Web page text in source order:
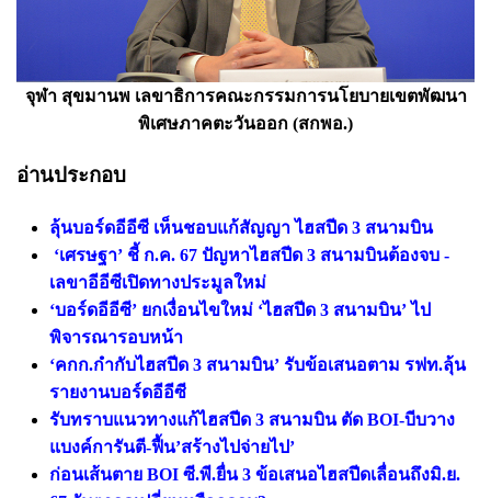
จุฬา สุขมานพ เลขาธิการคณะกรรมการนโยบายเขตพัฒนา
พิเศษภาคตะวันออก (สกพอ.)
อ่านประกอบ
ลุ้นบอร์ดอีอีซี เห็นชอบแก้สัญญา ไฮสปีด 3 สนามบิน
‘เศรษฐา’ ชี้ ก.ค. 67 ปัญหาไฮสปีด 3 สนามบินต้องจบ -
เลขาอีอีซีเปิดทางประมูลใหม่
‘บอร์ดอีอีซี’ ยกเงื่อนไขใหม่ ‘ไฮสปีด 3 สนามบิน’ ไป
พิจารณารอบหน้า
‘คกก.กำกับไฮสปีด 3 สนามบิน’ รับข้อเสนอตาม รฟท.ลุ้น
รายงานบอร์ดอีอีซี
รับทราบแนวทางแก้ไฮสปีด 3 สนามบิน ตัด BOI-บีบวาง
แบงค์การันตี-ฟื้น’สร้างไปจ่ายไป’
ก่อนเส้นตาย BOI ซี.พี.ยื่น 3 ข้อเสนอไฮสปีดเลื่อนถึงมิ.ย.